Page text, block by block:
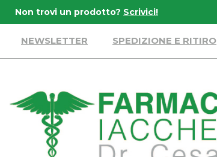
principale
Non trovi un prodotto? Scrivici!
NEWSLETTER SPEDIZIONE E RITIRO
Farmacia
Iaccheri